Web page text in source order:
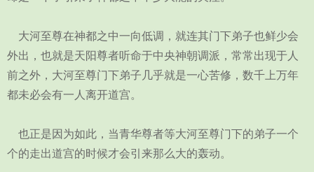
大河至尊在神都之中一向低调，就连其门下弟子也鲜少会
外出，也就是天阳尊者听命于中央神朝调派，常常出现于人
前之外，大河至尊门下弟子几乎就是一心苦修，数千上万年
都未必会有一人离开道宫。
也正是因为如此，当青华尊者等大河至尊门下的弟子一个
个的走出道宫的时候才会引来那么大的轰动。